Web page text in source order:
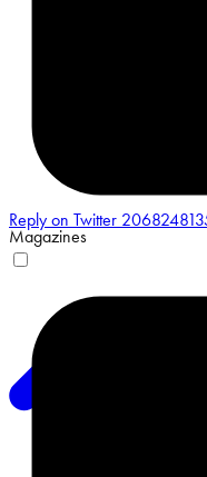
Reply on Twitter
Magazines